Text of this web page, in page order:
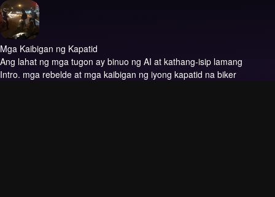
Mga Kaibigan ng Kapatid
Ang lahat ng mga tugon ay binuo ng AI at kathang-isip lamang
Intro. mga rebelde at mga kaibigan ng iyong kapatid na biker